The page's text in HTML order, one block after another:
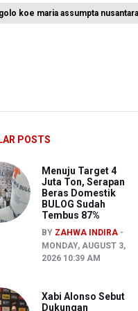
Dua Warga Terluka
koe maria assumpta nusantara
POSTS
Menuju Target 4
Juta Ton, Serapan
Beras Domestik
BULOG Sudah
Tembus 87%
BY ZAHWA INDIRA
MONDAY, AUGUST 3,
2026 10:39 AM
Xabi Alonso Sebut
Dukungan